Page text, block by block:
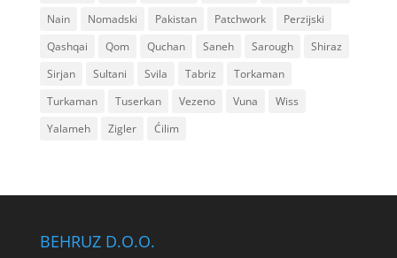
Nain
Nomadski Pakistan Patchwork
Perzijski
Qashqai
Qom Quchan Saneh Sarough
Shiraz
Sirjan
Sultani Svila Tabriz
Torkaman
Turkaman
Tuserkan Vezeno Vuna
Wiss
Yalameh
Zigler Ćilim
BEHRUZ D.O.O.